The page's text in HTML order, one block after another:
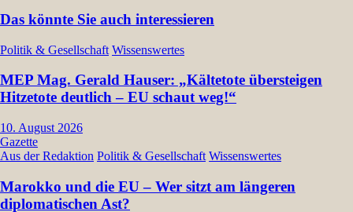
Das könnte Sie auch interessieren
Politik & Gesellschaft Wissenswertes
MEP Mag. Gerald Hauser: „Kältetote übersteigen
Hitzetote deutlich – EU schaut weg!“
10. August 2026
Gazette
Aus der Redaktion Politik & Gesellschaft Wissenswertes
Marokko und die EU – Wer sitzt am längeren
diplomatischen Ast?